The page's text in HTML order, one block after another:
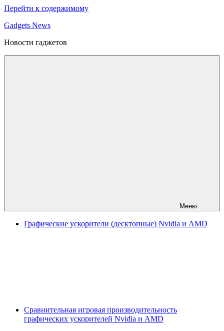
Перейти к содержимому
Gadgets News
Новости гаджетов
Меню
Графические ускорители (десктопные) Nvidia и AMD
Сравнительная игровая производительность
графических ускорителей Nvidia и AMD